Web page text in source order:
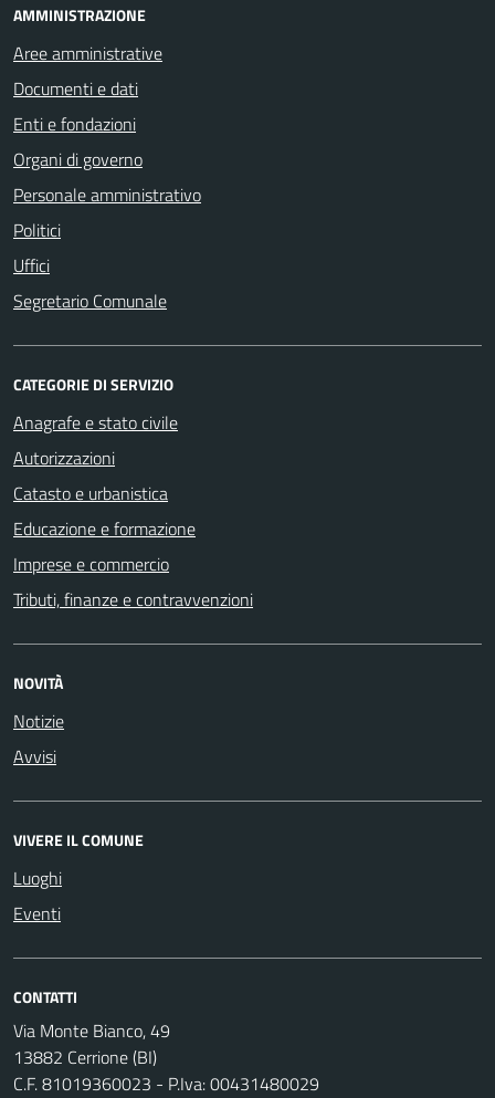
AMMINISTRAZIONE
Aree amministrative
Documenti e dati
Enti e fondazioni
Organi di governo
Personale amministrativo
Politici
Uffici
Segretario Comunale
CATEGORIE DI SERVIZIO
Anagrafe e stato civile
Autorizzazioni
Catasto e urbanistica
Educazione e formazione
Imprese e commercio
Tributi, finanze e contravvenzioni
NOVITÀ
Notizie
Avvisi
VIVERE IL COMUNE
Luoghi
Eventi
CONTATTI
Via Monte Bianco, 49
13882 Cerrione (BI)
C.F. 81019360023 - P.Iva: 00431480029